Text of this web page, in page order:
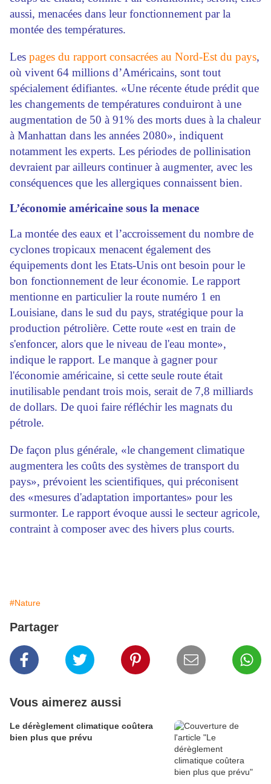
aussi, menacées dans leur fonctionnement par la
montée des températures.
Les pages du rapport consacrées au Nord-Est du pays,
où vivent 64 millions d’Américains, sont tout
spécialement édifiantes. «Une récente étude prédit que
les changements de températures conduiront à une
augmentation de 50 à 91% des morts dues à la chaleur
à Manhattan dans les années 2080», indiquent
notamment les experts. Les périodes de pollinisation
devraient par ailleurs continuer à augmenter, avec les
conséquences que les allergiques connaissent bien.
L’économie américaine sous la menace
La montée des eaux et l’accroissement du nombre de
cyclones tropicaux menacent également des
équipements dont les Etats-Unis ont besoin pour le
bon fonctionnement de leur économie. Le rapport
mentionne en particulier la route numéro 1 en
Louisiane, dans le sud du pays, stratégique pour la
production pétrolière. Cette route «est en train de
s'enfoncer, alors que le niveau de l'eau monte»,
indique le rapport. Le manque à gagner pour
l'économie américaine, si cette seule route était
inutilisable pendant trois mois, serait de 7,8 milliards
de dollars. De quoi faire réfléchir les magnats du
pétrole.
De façon plus générale, «le changement climatique
augmentera les coûts des systèmes de transport du
pays», prévoient les scientifiques, qui préconisent
des «mesures d'adaptation importantes» pour les
surmonter. Le rapport évoque aussi le secteur agricole,
contraint à composer avec des hivers plus courts.
#Nature
Partager
Vous aimerez aussi
Le dérèglement climatique coûtera
bien plus que prévu